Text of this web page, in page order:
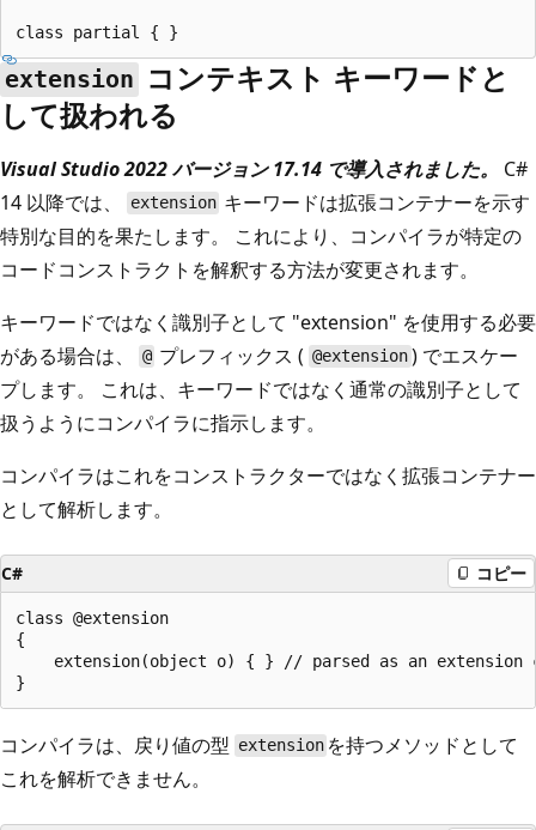
extension コンテキスト キーワードと
して扱われる
Visual Studio 2022 バージョン 17.14 で導入されました。
C#
14 以降では、
extension キーワードは拡張コンテナーを示す
特別な目的を果たします。 これにより、コンパイラが特定の
コードコンストラクトを解釈する方法が変更されます。
キーワードではなく識別子として "extension" を使用する必要
がある場合は、
@ プレフィックス ( @extension) でエスケー
プします。 これは、キーワードではなく通常の識別子として
扱うようにコンパイラに指示します。
コンパイラはこれをコンストラクターではなく拡張コンテナー
として解析します。
C# コピー
class @extension
{
extension(object o) { } // parsed as an extension
コンパイラは、戻り値の型 extension を持つメソッドとして
これを解析できません。